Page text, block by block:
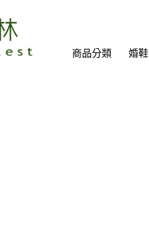
商品分類 婚